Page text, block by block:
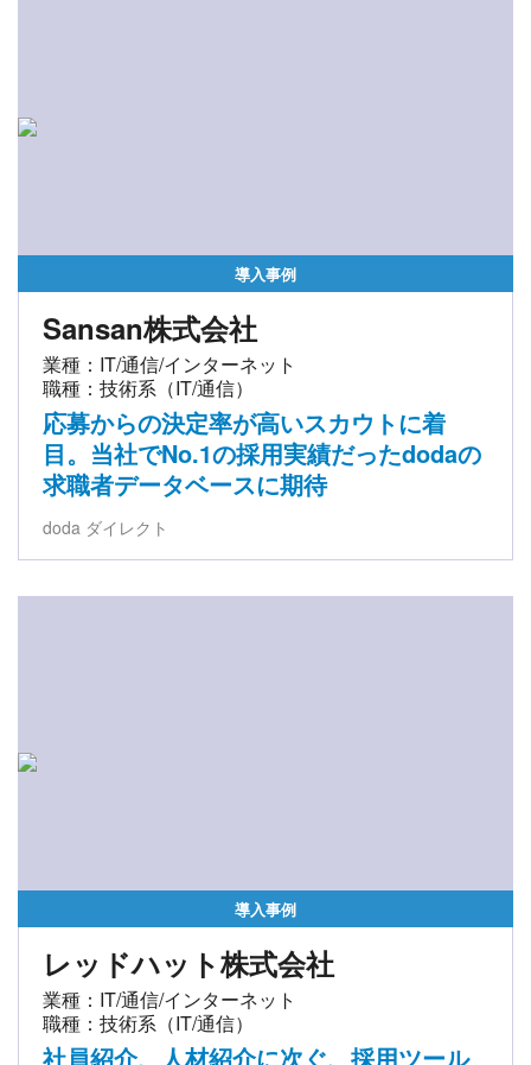
導入事例
Sansan株式会社
業種：IT/通信/インターネット
職種：技術系（IT/通信）
応募からの決定率が高いスカウトに着
目。当社でNo.1の採用実績だったdodaの
求職者データベースに期待
doda ダイレクト
導入事例
レッドハット株式会社
業種：IT/通信/インターネット
職種：技術系（IT/通信）
社員紹介、人材紹介に次ぐ、採用ツール